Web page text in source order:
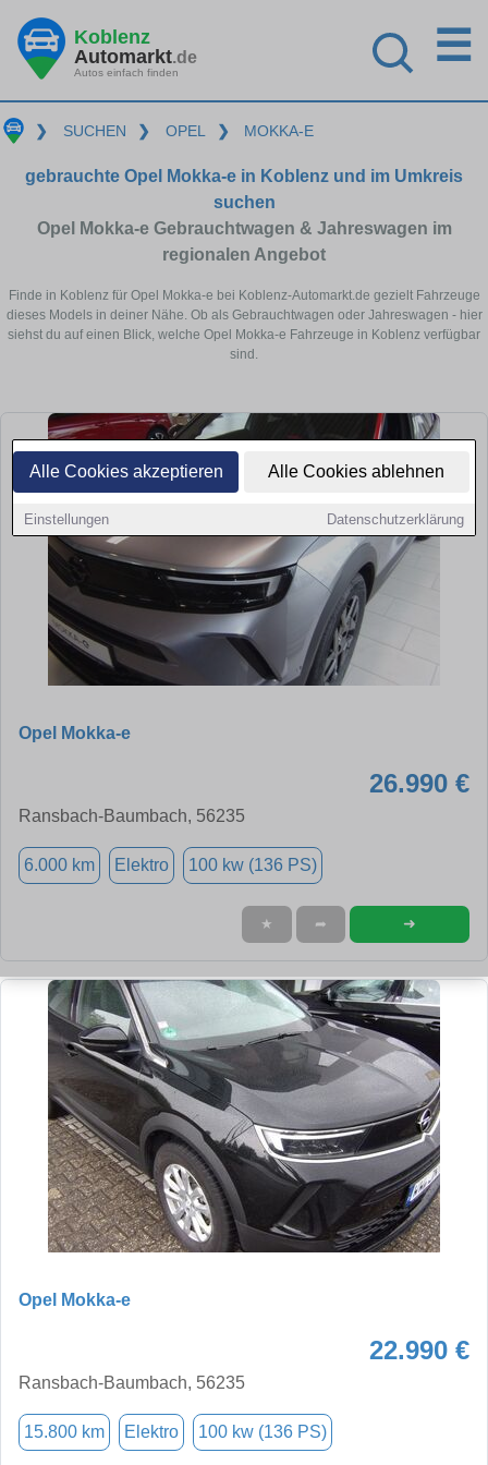
Alle Cookies akzeptieren Alle Cookies ablehnen
Einstellungen Datenschutzerklärung
Koblenz
Automarkt.de
Autos einfach finden
☰
❯ SUCHEN ❯ OPEL ❯ MOKKA-E
gebrauchte Opel Mokka-e in Koblenz und im Umkreis
suchen
Opel Mokka-e Gebrauchtwagen & Jahreswagen im
regionalen Angebot
Finde in Koblenz für Opel Mokka-e bei Koblenz-Automarkt.de gezielt Fahrzeuge
dieses Models in deiner Nähe. Ob als Gebrauchtwagen oder Jahreswagen - hier
siehst du auf einen Blick, welche Opel Mokka-e Fahrzeuge in Koblenz verfügbar
sind.
Opel Mokka-e
26.990 €
Ransbach-Baumbach, 56235
6.000 km Elektro 100 kw (136 PS)
★ ➦ ➜
Opel Mokka-e
22.990 €
Ransbach-Baumbach, 56235
15.800 km Elektro 100 kw (136 PS)